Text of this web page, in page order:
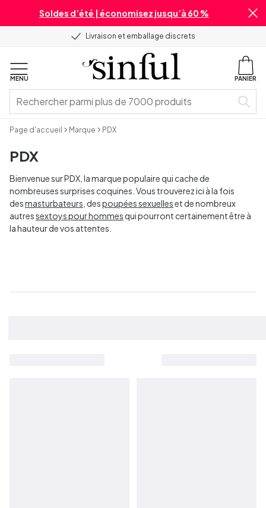
Soldes d’été | économisez jusqu’à 60 %
Livraison et emballage discrets
MENU PANIER
Page d'accueil Marque PDX
PDX
Bienvenue sur PDX, la marque populaire qui cache de
nombreuses surprises coquines. Vous trouverez ici à la fois
desmasturbateurs , despoupées sexuelleset de nombreux
autressextoys pour hommes qui pourront certainement être à
la hauteur de vos attentes.